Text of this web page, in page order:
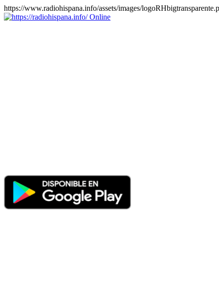
https://www.radiohispana.info/assets/images/
Online